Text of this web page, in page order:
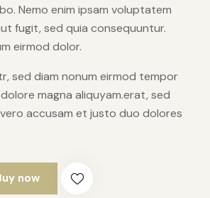
Nemo enim ipsam voluptatem
fugit, sed quia consequuntur.
eirmod dolor.
sed diam nonum eirmod tempor
magna aliquyam.erat, sed
accusam et justo duo dolores
now